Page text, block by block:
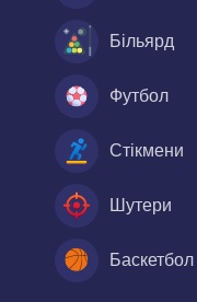
Більярд
Футбол
Стікмени
Шутери
Баскетбол